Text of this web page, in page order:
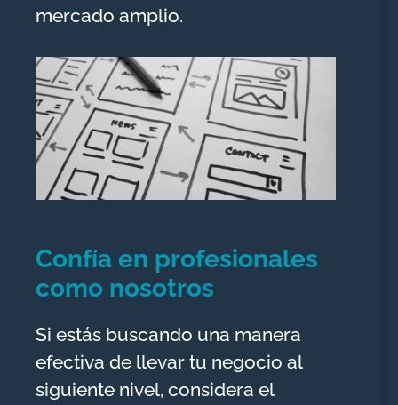
mercado amplio.
Confía en profesionales
como nosotros
Si estás buscando una manera
efectiva de llevar tu negocio al
siguiente nivel, considera el